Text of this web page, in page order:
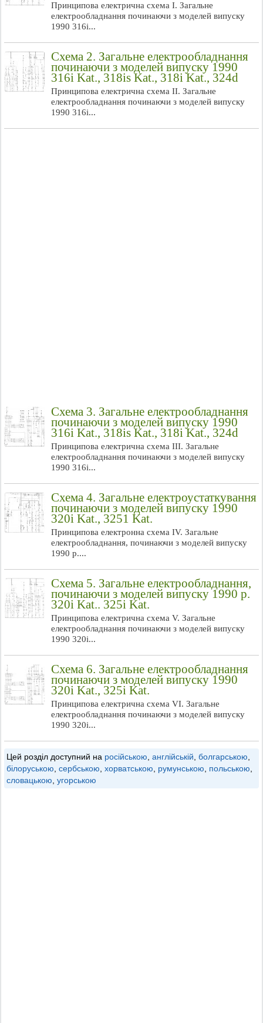
Принципова електрична схема I. Загальне
електрообладнання починаючи з моделей випуску
1990 316i...
Схема 2. Загальне електрообладнання
починаючи з моделей випуску 1990
316i Kat., 318is Kat., 318i Kat., 324d
Принципова електрична схема ІІ. Загальне
електрообладнання починаючи з моделей випуску
1990 316i...
Схема 3. Загальне електрообладнання
починаючи з моделей випуску 1990
316i Kat., 318is Kat., 318i Kat., 324d
Принципова електрична схема ІІІ. Загальне
електрообладнання починаючи з моделей випуску
1990 316i...
Схема 4. Загальне електроустаткування
починаючи з моделей випуску 1990
320i Kat., 3251 Kat.
Принципова електронна схема IV. Загальне
електрообладнання, починаючи з моделей випуску
1990 р....
Схема 5. Загальне електрообладнання,
починаючи з моделей випуску 1990 р.
320i Kat.. 325i Kat.
Принципова електрична схема V. Загальне
електрообладнання починаючи з моделей випуску
1990 320i...
Схема 6. Загальне електрообладнання
починаючи з моделей випуску 1990
320i Kat., 325i Kat.
Принципова електрична схема VI. Загальне
електрообладнання починаючи з моделей випуску
1990 320i...
Цей розділ доступний на російською англійській болгарською
білоруською сербською хорватською румунською польською
словацькою угорською